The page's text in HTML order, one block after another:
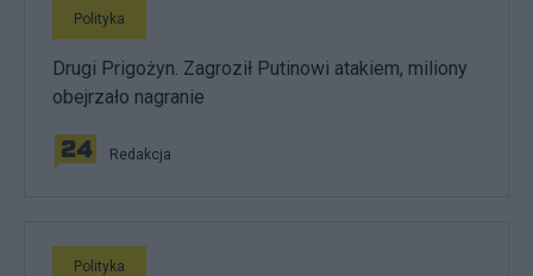
Polityka
Drugi Prigożyn. Zagroził Putinowi atakiem, miliony
obejrzało nagranie
Redakcja
Polityka